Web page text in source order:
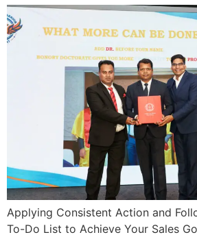
Applying Consistent Action and
To-Do List to Achieve Your Sales